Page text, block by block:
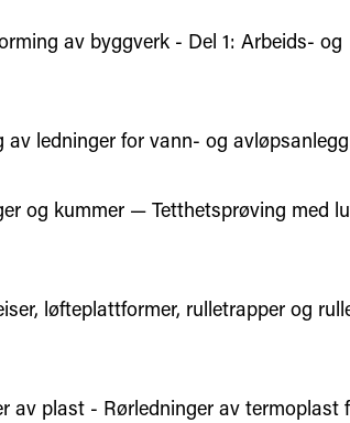
av byggverk - Del 1: Arbeids- og
av ledninger for vann- og
og kummer — Tetthetsprøving med
løfteplattformer, rulletrapper og
av plast - Rørledninger av termoplast